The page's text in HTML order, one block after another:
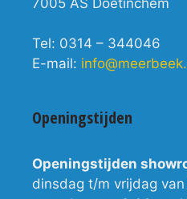
Tel: 0314 – 344046
E-mail:
Openingstijden
Openingstijden
dinsdag t/m vrijdag